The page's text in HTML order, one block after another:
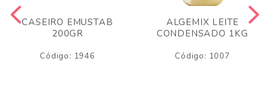
CASEIRO EMUSTAB
200GR
Código: 1946
ALGEMIX LEITE
CONDENSADO 1KG
Código: 1007